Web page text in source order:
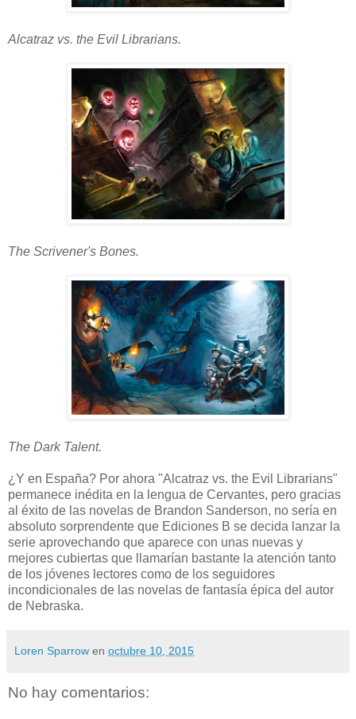
Alcatraz vs. the Evil Librarians.
The Scrivener's Bones.
The Dark Talent.
¿Y en España? Por ahora "Alcatraz vs. the Evil Librarians"
permanece inédita en la lengua de Cervantes, pero gracias
al éxito de las novelas de Brandon Sanderson, no sería en
absoluto sorprendente que Ediciones B se decida lanzar la
serie aprovechando que aparece con unas nuevas y
mejores cubiertas que llamarían bastante la atención tanto
de los jóvenes lectores como de los seguidores
incondicionales de las novelas de fantasía épica del autor
de Nebraska.
Loren Sparrow en octubre 10, 2015
No hay comentarios: